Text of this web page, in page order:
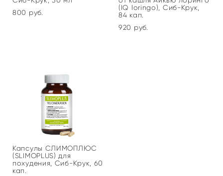
800 pуб.
(IQ loringo), Сиб-Крук,
84 кап.
920 pуб.
Капсулы СЛИМОПЛЮС
(SLIMOPLUS) для
похудения, Сиб-Крук, 60
кап.